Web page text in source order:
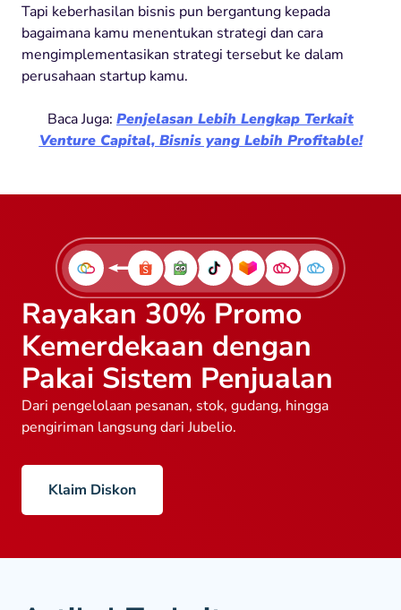
Tapi keberhasilan bisnis pun bergantung kepada
bagaimana kamu menentukan strategi dan cara
mengimplementasikan strategi tersebut ke dalam
perusahaan startup kamu.
Baca Juga: Penjelasan Lebih Lengkap Terkait
Venture Capital, Bisnis yang Lebih Profitable!
Rayakan 30% Promo
Kemerdekaan dengan
Pakai Sistem Penjualan
Dari pengelolaan pesanan, stok, gudang, hingga
pengiriman langsung dari Jubelio.
Klaim Diskon